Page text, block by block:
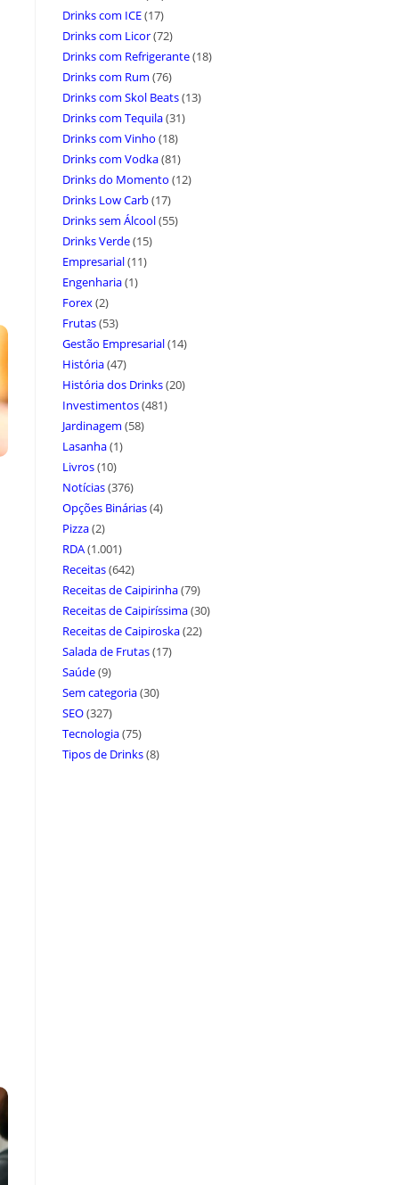
Drinks com ICE(17)
Drinks com Licor(72)
Drinks com Refrigerante(18)
Drinks com Rum (76)
Drinks com Skol Beats(13)
Drinks com Tequila(31)
Drinks com Vinho (18)
Drinks com Vodka(81)
Drinks do Momento (12)
Drinks Low Carb(17)
Drinks sem Álcool(55)
Drinks Verde(15)
Empresarial(11)
Engenharia(1)
Forex(2)
Frutas(53)
Gestão Empresarial(14)
História(47)
História dos Drinks(20)
Investimentos(481)
Jardinagem (58)
Lasanha(1)
Livros(10)
Notícias(376)
Opções Binárias(4)
Pizza(2)
RDA(1.001)
Receitas(642)
Receitas de Caipirinha(79)
Receitas de Caipiríssima(30)
Receitas de Caipiroska(22)
Salada de Frutas(17)
Saúde(9)
Sem categoria(30)
SEO(327)
Tecnologia(75)
Tipos de Drinks(8)